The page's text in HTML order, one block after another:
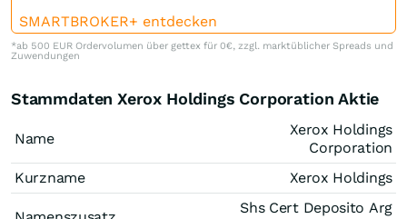
SMARTBROKER+ entdecken
*ab 500 EUR Ordervolumen über gettex für 0€, zzgl. marktüblicher Spreads und
Zuwendungen
Stammdaten Xerox Holdings Corporation Aktie
Name
Xerox Holdings
Corporation
Kurzname
Xerox Holdings
Shs Cert Deposito Arg